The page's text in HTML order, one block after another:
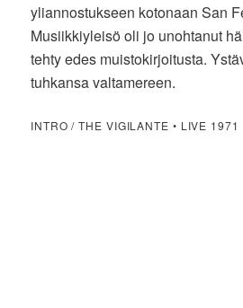
yliannostukseen kotonaan San
Musiikkiyleisö oli jo unohtanut
tehty edes muistokirjoitusta.
tuhkansa valtamereen.
INTRO / THE VIGILANTE • LIVE 1971